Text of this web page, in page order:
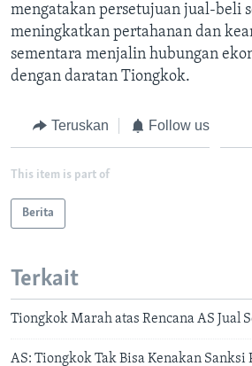
mengatakan persetujuan jual-beli
meningkatkan pertahanan dan
sementara menjalin hubungan
dengan daratan Tiongkok.
Teruskan Follow us
This item is part of
Berita
Terkait
Tiongkok Marah atas Rencana AS Jual
AS: Tiongkok Tak Bisa Kenakan